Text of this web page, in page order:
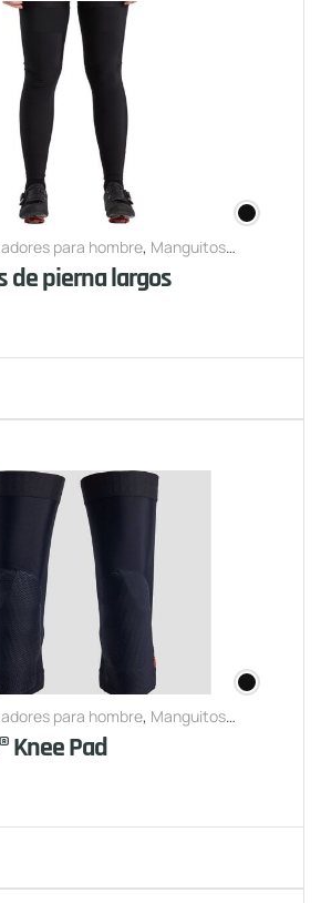
para hombre, Manguitos
mujer
de pierna largos
para hombre, Manguitos
mujer
Knee Pad